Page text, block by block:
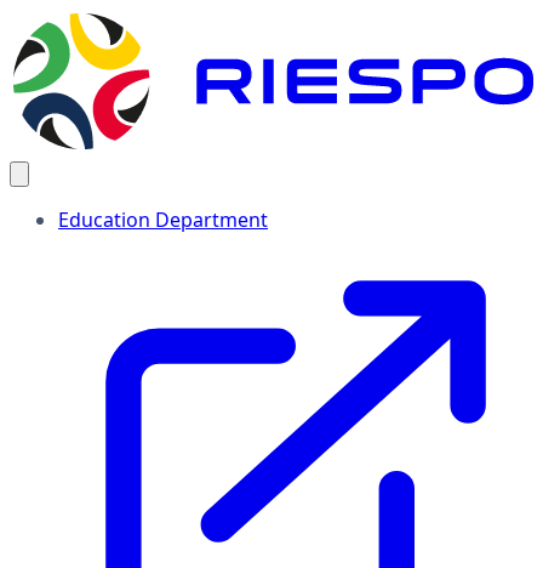
Education Department